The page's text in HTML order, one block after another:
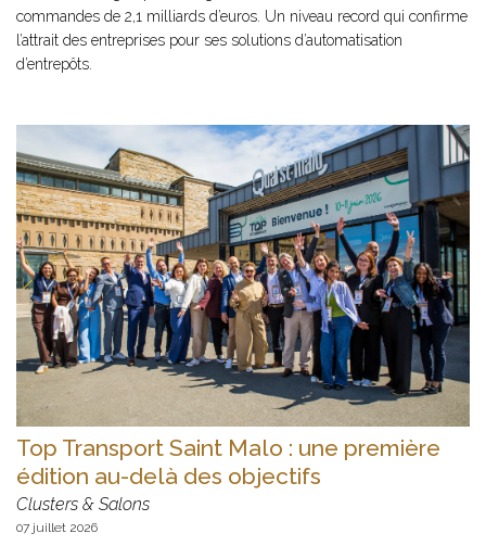
commandes de 2,1 milliards d’euros. Un niveau record qui confirme
l’attrait des entreprises pour ses solutions d’automatisation
d’entrepôts.
Top Transport Saint Malo : une première
édition au-delà des objectifs
Clusters & Salons
07 juillet 2026